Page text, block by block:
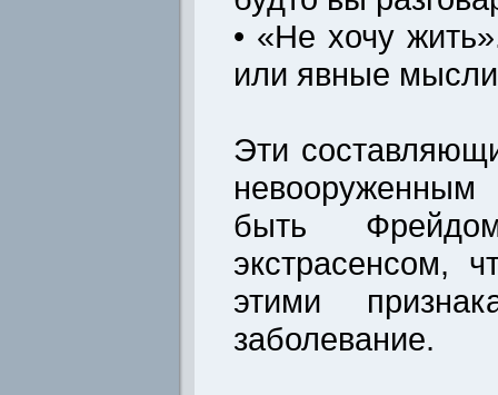
• «Не хочу
или явные
Эти
быть
экстрасенсом,
этими
заболевание.